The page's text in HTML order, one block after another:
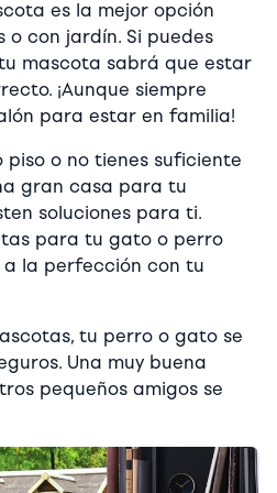
es la mejor opción
con jardín. Si puedes
mascota sabrá que estar
¡Aunque siempre
para estar en familia!
piso o no tienes suficiente
gran casa para tu
soluciones para ti.
para tu gato o perro
la perfección con tu
tu perro o gato se
Una muy buena
pequeños amigos se